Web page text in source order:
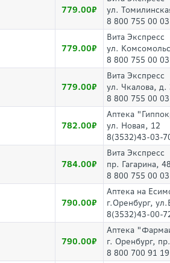
779.00
ул.
8 800 755 00 03
779.00
Вита Экспресс
ул.
8 800 755 00 03
779.00
Вита Экспресс
ул. Чкалова, д.
8 800 755 00 03
782.00
Аптека
ул. Новая, 12
8(3532)43-03-
784.00
Вита Экспресс
пр. Гагарина,
8 800 755 00 03
790.00
Аптека на
г.Оренбург,
8(3532)43-00-
790.00
Аптека
г. Оренбург,
8 800 700 91 19